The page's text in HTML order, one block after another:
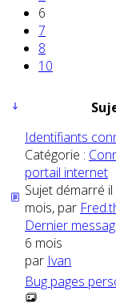
6
7
8
10
Identifiants
Catégorie :
portail internet
Sujet démarré
mois, par
Dernier
6 mois
par Ivan
Bug pages